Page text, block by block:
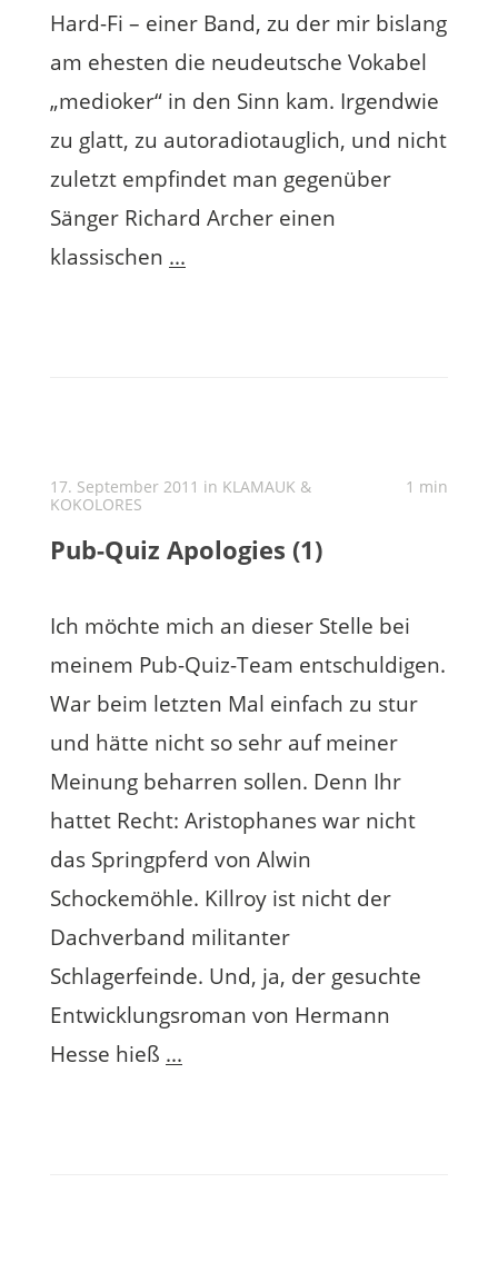
Hard-Fi – einer Band, zu der mir bislang
am ehesten die neudeutsche Vokabel
„medioker“ in den Sinn kam. Irgendwie
zu glatt, zu autoradiotauglich, und nicht
zuletzt empfindet man gegenüber
Sänger Richard Archer einen
klassischen ...
17. September 2011 in KLAMAUK &
KOKOLORES
1 min
Pub-Quiz Apologies (1)
Ich möchte mich an dieser Stelle bei
meinem Pub-Quiz-Team entschuldigen.
War beim letzten Mal einfach zu stur
und hätte nicht so sehr auf meiner
Meinung beharren sollen. Denn Ihr
hattet Recht: Aristophanes war nicht
das Springpferd von Alwin
Schockemöhle. Killroy ist nicht der
Dachverband militanter
Schlagerfeinde. Und, ja, der gesuchte
Entwicklungsroman von Hermann
Hesse hieß ...